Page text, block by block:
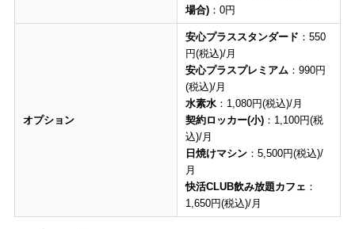
場合)：0円
オプション
安心プラススタンダード ：550
円(税込)/月
安心プラスプレミアム ：990円
(税込)/月
水素水：1,080円(税込)/月
契約ロッカー(小)：1,100円(税
込)/月
日焼けマシン：5,500円(税込)/
月
快活CLUB飲み放題カフェ ：
1,650円(税込)/月